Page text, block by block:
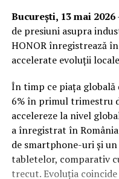
București, 13 mai 2026
de presiuni asupra
HONOR înregistrează
accelerate evoluții
În timp ce piața globală
6% în primul trimestru
accelereze la nivel
a înregistrat în
de smartphone-uri și
tabletelor, comparativ
trecut. Evoluția